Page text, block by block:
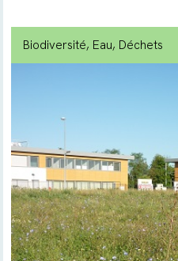
Biodiversité, Eau, Déchets